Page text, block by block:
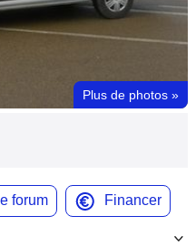
Plus de photos »
forum Financer